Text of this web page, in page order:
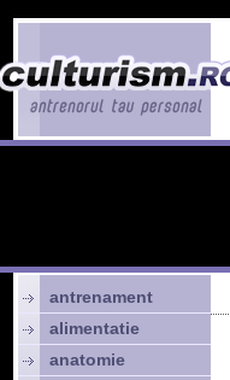
antrenament
alimentatie
anatomie